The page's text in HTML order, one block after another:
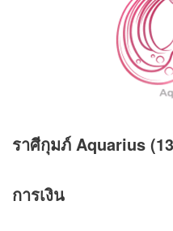
ราศีกุมภ์ Aquarius
การเงิน